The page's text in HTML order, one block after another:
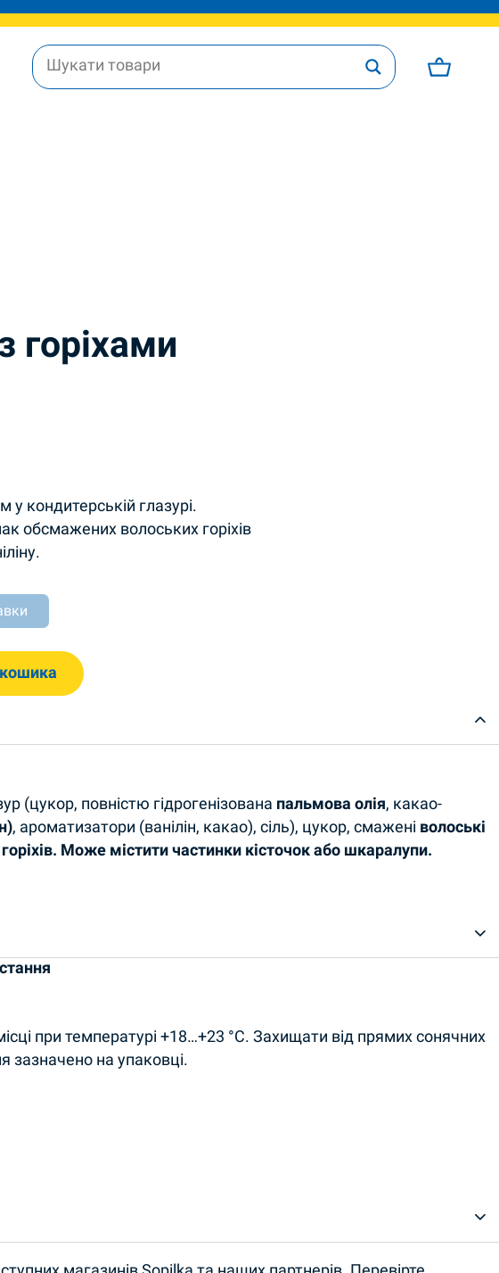
горіхами
у кондитерській глазурі.
обсмажених волоських горіхів
quantity
(цукор, повністю гідрогенізована пальмова олія, какао-
, ароматизатори (ванілін, какао), сіль), цукор, смажені волоські
Може містити частинки кісточок або шкаралупи.
при температурі +18…+23 °C. Захищати від прямих сонячних
зазначено на упаковці.